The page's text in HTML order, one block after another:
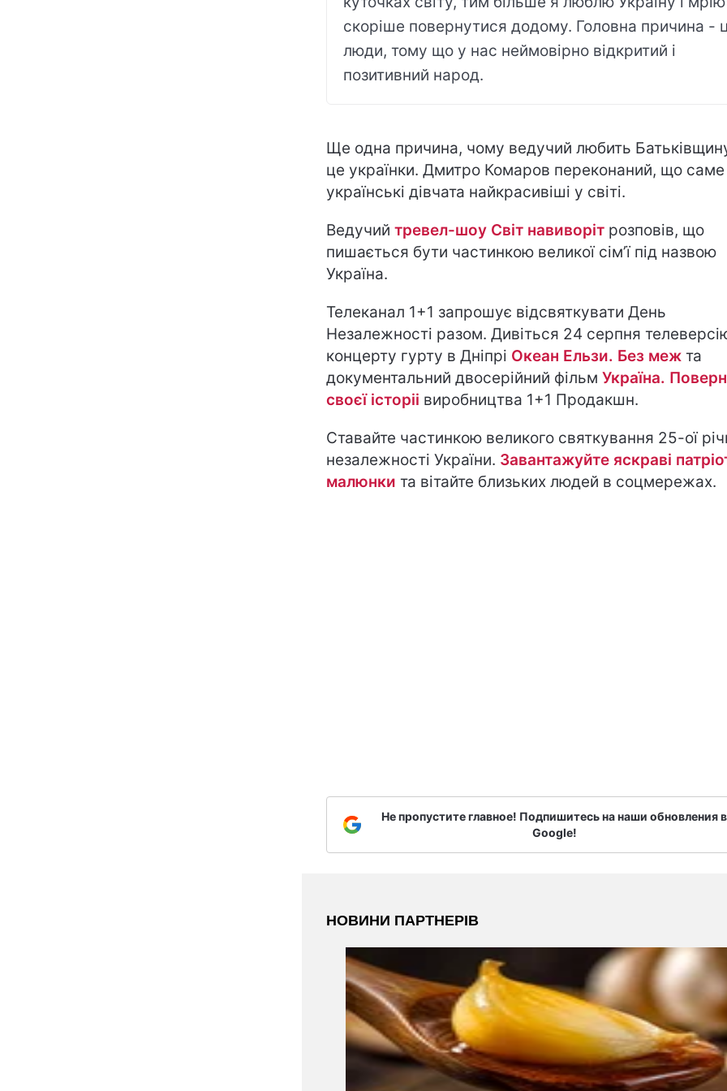
скоріше повернутися додому. Головна причина -
люди, тому що у нас неймовірно відкритий і
позитивний народ.
Ще одна причина, чому ведучий любить
це українки. Дмитро Комаров переконаний, що саме
українські дівчата найкрасивіші у світі.
Ведучий тревел-шоу Світ навиворіт розповів, що
пишається бути частинкою великої сім’ї під назвою
Україна.
Телеканал 1+1 запрошує відсвяткувати День
Незалежності разом. Дивіться 24 серпня
концерту гурту в Дніпрі Океан Ельзи. Без меж та
документальний двосерійний фільм Україна.
своєї історіі виробництва 1+1 Продакшн.
Ставайте частинкою великого святкування 25-ої
незалежності України. Завантажуйте яскраві
малюнки та вітайте близьких людей в соцмережах.
Не пропустите главное! Подпишитесь на наши обновления в
Google!